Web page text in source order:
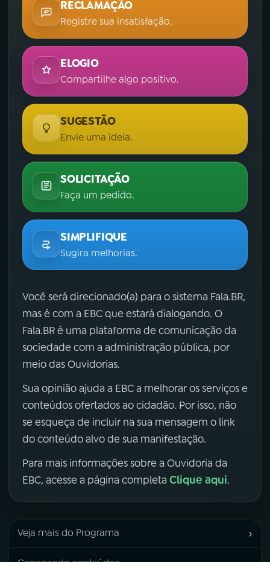
RECLAMAÇÃO
Registre sua insatisfação.
ELOGIO
Compartilhe algo positivo.
SUGESTÃO
Envie uma ideia.
SOLICITAÇÃO
Faça um pedido.
SIMPLIFIQUE
Sugira melhorias.
Você será direcionado(a) para o sistema Fala.BR,
mas é com a EBC que estará dialogando. O
Fala.BR é uma plataforma de comunicação da
sociedade com a administração pública, por
meio das Ouvidorias.
Sua opinião ajuda a EBC a melhorar os serviços e
conteúdos ofertados ao cidadão. Por isso, não
se esqueça de incluir na sua mensagem o link
do conteúdo alvo de sua manifestação.
Para mais informações sobre a Ouvidoria da
EBC, acesse a página completa Clique aqui.
Veja mais do Programa ›